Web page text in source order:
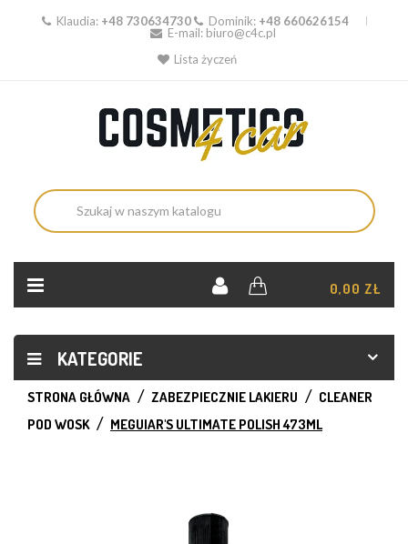
Klaudia: +48 730634730 Dominik: +48 660626154
E-mail: biuro@c4c.pl
Lista życzeń
0,00 ZŁ
KATEGORIE
STRONA GŁÓWNA ZABEZPIECZNIE LAKIERU
CLEANER
POD WOSK
MEGUIAR'S ULTIMATE POLISH 473ML